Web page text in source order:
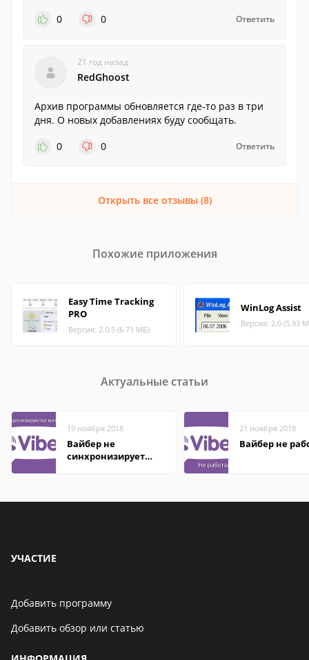
0
0 Ответить
21 год назад
RedGhoost
Архив программы обновляется где-то раз в три
дня. О новых добавлениях буду сообщать.
0
0 Ответить
Открыть все отзывы (8)
Похожие приложения
Easy Time Tracking
PRO
Версия: 2.0.5 (6.71 МБ)
WinLog Assist
Версия: 2.0 (5.93
Актуальные статьи
19 ноября 2018
Вайбер не
синхронизирует
21 ноября 2018
Вайбер не
УЧАСТИЕ
Добавить программу
Добавить обзор или статью